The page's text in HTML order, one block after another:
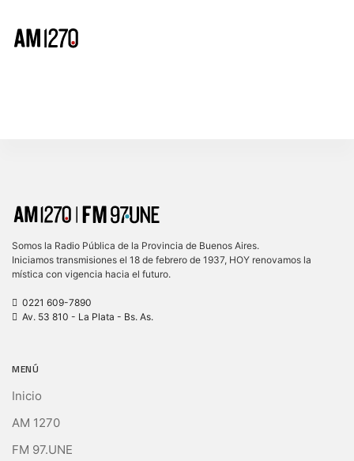
Somos la Radio Pública de la Provincia de Buenos Aires.
Iniciamos transmisiones el 18 de febrero de 1937, HOY renovamos la
mística con vigencia hacia el futuro.
0221 609-7890
Av. 53 810 - La Plata - Bs. As.
MENÚ
Inicio
AM 1270
FM 97.UNE